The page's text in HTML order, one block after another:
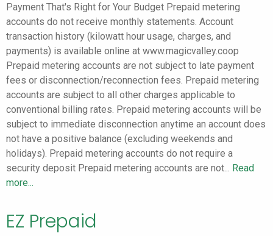
Payment That's Right for Your Budget Prepaid metering
accounts do not receive monthly statements. Account
transaction history (kilowatt hour usage, charges, and
payments) is available online at www.magicvalley.coop
Prepaid metering accounts are not subject to late payment
fees or disconnection/reconnection fees. Prepaid metering
accounts are subject to all other charges applicable to
conventional billing rates. Prepaid metering accounts will be
subject to immediate disconnection anytime an account does
not have a positive balance (excluding weekends and
holidays). Prepaid metering accounts do not require a
security deposit Prepaid metering accounts are not... Read
more...
EZ Prepaid